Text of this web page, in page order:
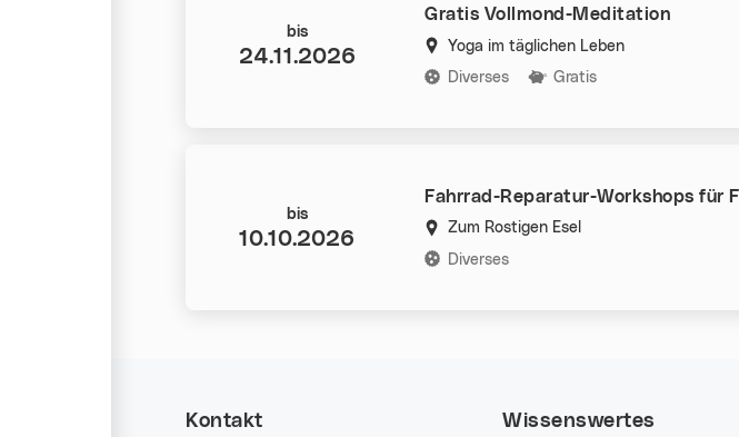
Gratis Vollmond-Meditation
Yoga im täglichen Leben
Kategorien:
Diverses Gratis
Datum:
bis
24.11.2026
Fahrrad-Reparatur-Workshops für
Zum Rostigen Esel
Kategorien:
Diverses
Datum:
bis
10.10.2026
Kontakt Wissenswertes